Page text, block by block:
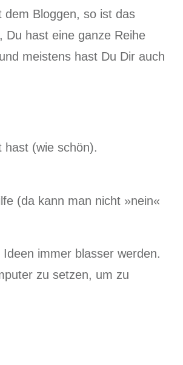
dem Bloggen, so ist das
Du hast eine ganze Reihe
meistens hast Du Dir auch
hast (wie schön).
(da kann man nicht »nein«
immer blasser werden.
zu setzen, um zu